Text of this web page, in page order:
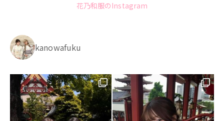
花乃和服のInstagram
kanowafuku